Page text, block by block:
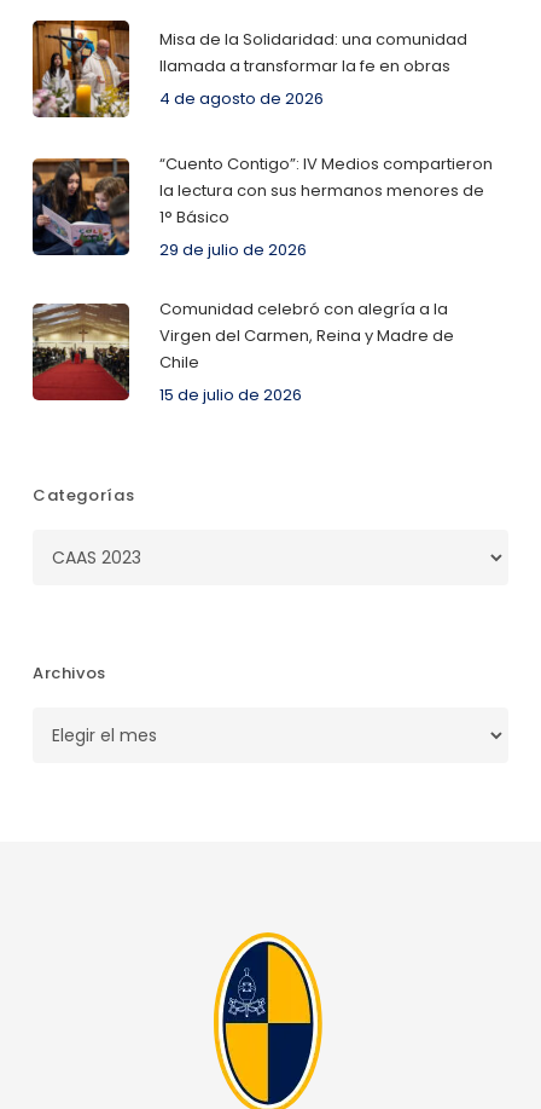
Misa de la Solidaridad: una comunidad
llamada a transformar la fe en obras
4 de agosto de 2026
“Cuento Contigo”: IV Medios compartieron
la lectura con sus hermanos menores de
1° Básico
29 de julio de 2026
Comunidad celebró con alegría a la
Virgen del Carmen, Reina y Madre de
Chile
15 de julio de 2026
Categorías
Archivos